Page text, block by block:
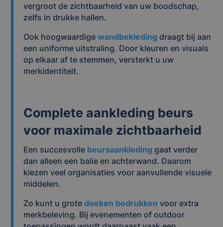
vergroot de zichtbaarheid van uw boodschap,
zelfs in drukke hallen.
Ook hoogwaardigewandbekleding draagt bij aan
een uniforme uitstraling. Door kleuren en visuals
op elkaar af te stemmen, versterkt u uw
merkidentiteit.
Complete aankleding beurs
voor maximale zichtbaarheid
Een succesvolle beursaankleding gaat verder
dan alleen een balie en achterwand. Daarom
kiezen veel organisaties voor aanvullende visuele
middelen.
Zo kunt u grotedoeken bedrukken voor extra
merkbeleving. Bij evenementen of outdoor